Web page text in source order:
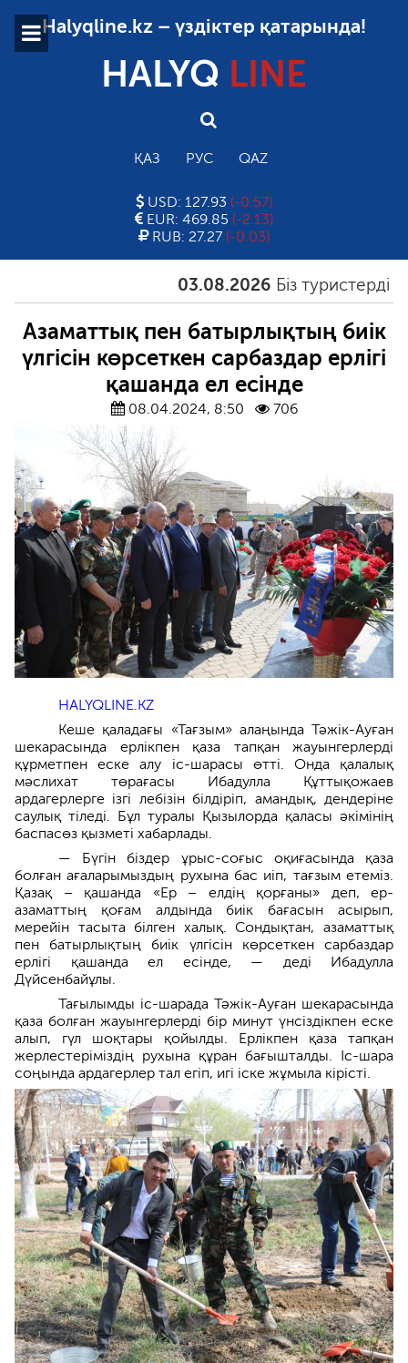
Halyqline.kz – үздіктер қатарында!
HALYQ LINE
ҚАЗ РУС QAZ
USD: 127.93 (-0.57)
EUR: 469.85 (-2.13)
RUB: 27.27 (-0.03)
03.08.2026 Біз туристерді
Азаматтық пен батырлықтың биік
үлгісін көрсеткен сарбаздар ерлігі
қашанда ел есінде
08.04.2024, 8:50 706
HALYQLINE.KZ
Кеше қаладағы «Тағзым» алаңында Тәжік-Ауған
шекарасында ерлікпен қаза тапқан жауынгерлерді
құрметпен еске алу іс-шарасы өтті. Онда қалалық
мәслихат төрағасы Ибадулла Құттықожаев
ардагерлерге ізгі лебізін білдіріп, амандық, дендеріне
саулық тіледі. Бұл туралы Қызылорда қаласы әкімінің
баспасөз қызметі хабарлады.
— Бүгін біздер ұрыс-соғыс оқиғасында қаза
болған ағаларымыздың рухына бас иіп, тағзым етеміз.
Қазақ – қашанда «Ер – елдің қорғаны» деп, ер-
азаматтың қоғам алдында биік бағасын асырып,
мерейін тасыта білген халық. Сондықтан, азаматтық
пен батырлықтың биік үлгісін көрсеткен сарбаздар
ерлігі қашанда ел есінде, — деді Ибадулла
Дүйсенбайұлы.
Тағылымды іс-шарада Тәжік-Ауған шекарасында
қаза болған жауынгерлерді бір минут үнсіздікпен еске
алып, гүл шоқтары қойылды. Ерлікпен қаза тапқан
жерлестеріміздің рухына құран бағышталды. Іс-шара
соңында ардагерлер тал егіп, игі іске жұмыла кірісті.